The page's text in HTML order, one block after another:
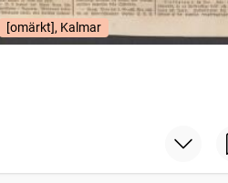
[omärkt], Kalmar